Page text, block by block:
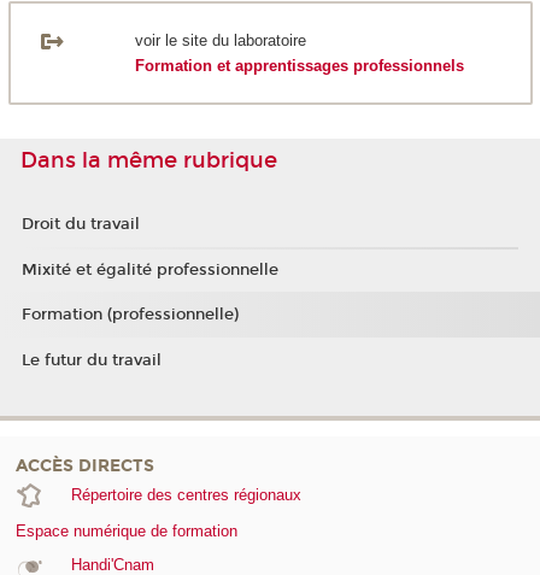
voir le site du laboratoire
Formation et apprentissages professionnels
Dans la même rubrique
Droit du travail
Mixité et égalité professionnelle
Formation (professionnelle)
Le futur du travail
ACCÈS DIRECTS
Répertoire des centres régionaux
Espace numérique de formation
Handi'Cnam